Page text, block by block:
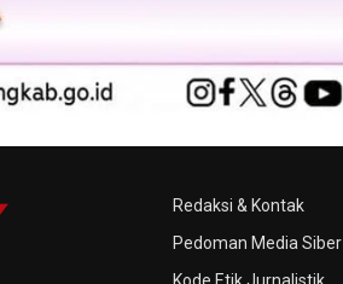
Redaksi & Kontak
Pedoman Media Siber